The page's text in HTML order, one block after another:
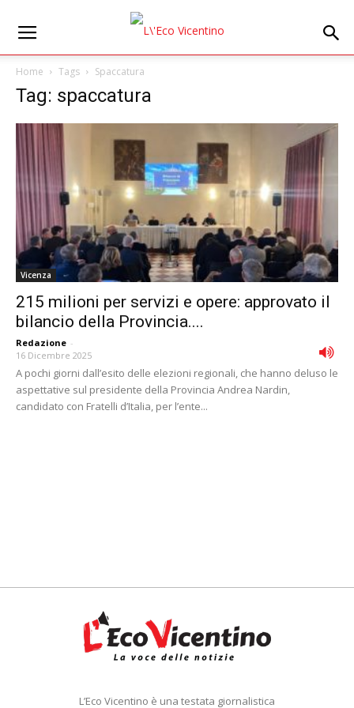
Home Tags Spaccatura
Tag: spaccatura
Vicenza
215 milioni per servizi e opere: approvato il
bilancio della Provincia....
Redazione -
16 Dicembre 2025
A pochi giorni dall’esito delle elezioni regionali, che hanno deluso le
aspettative sul presidente della Provincia Andrea Nardin,
candidato con Fratelli d’Italia, per l’ente...
L’Eco Vicentino è una testata giornalistica